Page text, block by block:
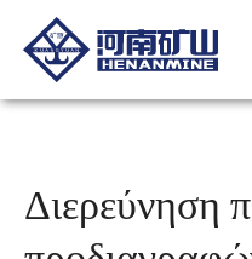
Διερεύνηση